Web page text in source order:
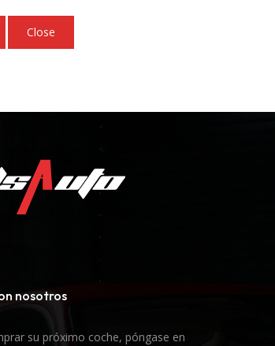
Close
nosotros
su próximo coche, póngase en